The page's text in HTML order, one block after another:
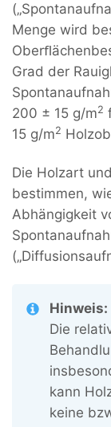
Menge wird
Grad der
200 ± 15 g/m2
15 g/m2
Die Holzart
bestimmen,
Abhängigkeit
Hinweis:
Die
kann
keine